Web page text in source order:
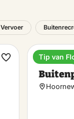
Vervoer
Maak
Tip van